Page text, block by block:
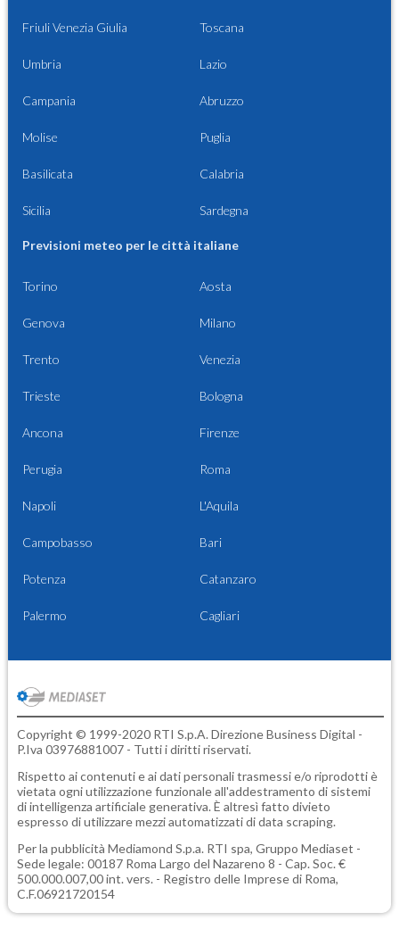
Friuli Venezia Giulia Toscana
Umbria Lazio
Campania Abruzzo
Molise Puglia
Basilicata Calabria
Sicilia Sardegna
Previsioni meteo per le città italiane
Torino Aosta
Genova Milano
Trento Venezia
Trieste Bologna
Ancona Firenze
Perugia Roma
Napoli L'Aquila
Campobasso Bari
Potenza Catanzaro
Palermo Cagliari
Copyright © 1999-2020 RTI S.p.A. Direzione Business Digital -
P.Iva 03976881007 - Tutti i diritti riservati.
Rispetto ai contenuti e ai dati personali trasmessi e/o riprodotti è
vietata ogni utilizzazione funzionale all'addestramento di sistemi
di intelligenza artificiale generativa. È altresì fatto divieto
espresso di utilizzare mezzi automatizzati di data scraping.
Per la pubblicità Mediamond S.p.a. RTI spa, Gruppo Mediaset -
Sede legale: 00187 Roma Largo del Nazareno 8 - Cap. Soc. €
500.000.007,00 int. vers. - Registro delle Imprese di Roma,
C.F.06921720154